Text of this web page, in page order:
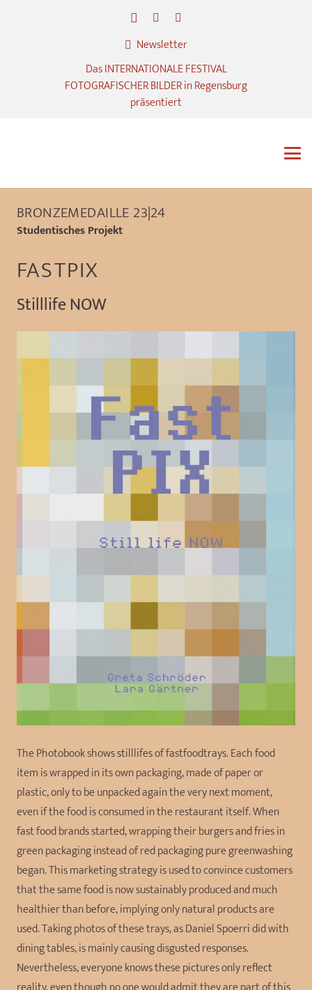
Newsletter
Das INTERNATIONALE FESTIVAL
FOTOGRAFISCHER BILDER in Regensburg
präsentiert
BRONZEMEDAILLE 23|24
Studentisches Projekt
FASTPIX
Stilllife NOW
The Photobook shows stilllifes of fastfoodtrays. Each food
item is wrapped in its own packaging, made of paper or
plastic, only to be unpacked again the very next moment,
even if the food is consumed in the restaurant itself. When
fast food brands started, wrapping their burgers and fries in
green packaging instead of red packaging pure greenwashing
began. This marketing strategy is used to convince customers
that the same food is now sustainably produced and much
healthier than before, implying only natural products are
used. Taking photos of these trays, as Daniel Spoerri did with
dining tables, is mainly causing disgusted responses.
Nevertheless, everyone knows these pictures only reflect